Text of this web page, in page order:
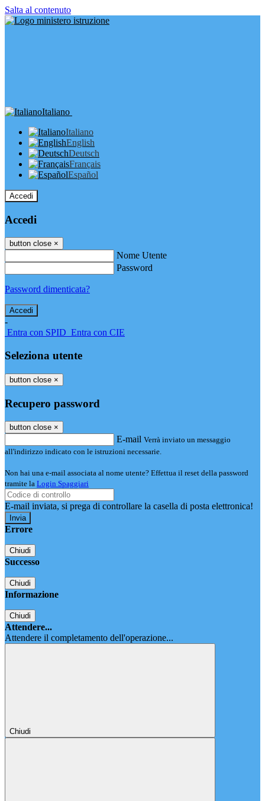
Salta al contenuto
Italiano
Italiano
English
Deutsch
Français
Español
Accedi
Accedi
button close ×
Nome Utente
Password
Password dimenticata?
-
Entra con SPID Entra con CIE
Seleziona utente
button close ×
Recupero password
button close ×
E-mail Verrà inviato un messaggio
all'indirizzo indicato con le istruzioni necessarie.
Non hai una e-mail associata al nome utente? Effettua il reset della password
tramite la Login Spaggiari
E-mail inviata, si prega di controllare la casella di posta elettronica!
Errore
Chiudi
Successo
Chiudi
Informazione
Chiudi
Attendere...
Attendere il completamento dell'operazione...
Chiudi